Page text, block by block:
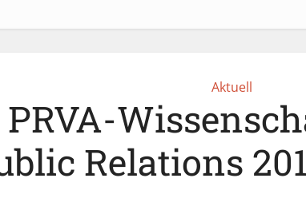
Aktuell
PRVA-
Relations